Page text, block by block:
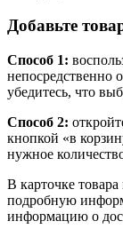
Добавьте
Способ 1:
непосредственно
убедитесь, что
Способ 2:
кнопкой «в
нужное
В карточке
подробную
информацию о